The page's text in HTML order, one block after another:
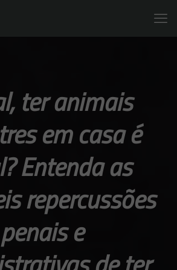
ter animais
em casa é
Entenda as
repercussões
penais e